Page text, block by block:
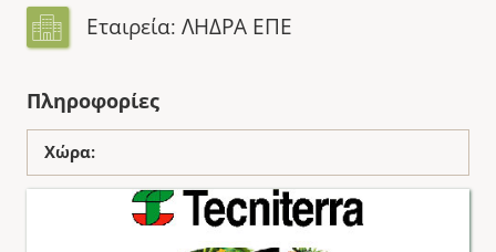
Εταιρεία: ΛΗΔΡΑ ΕΠΕ
Πληροφορίες
Χώρα: